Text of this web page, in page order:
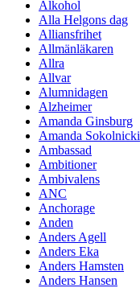
Alkohol
Alla Helgons dag
Alliansfrihet
Allmänläkaren
Allra
Allvar
Alumnidagen
Alzheimer
Amanda Ginsburg
Amanda Sokolnicki
Ambassad
Ambitioner
Ambivalens
ANC
Anchorage
Anden
Anders Agell
Anders Eka
Anders Hamsten
Anders Hansen